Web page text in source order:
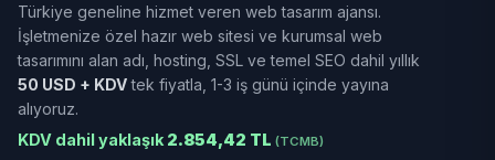
Türkiye geneline hizmet veren web tasarım ajansı.
İşletmenize özel hazır web sitesi ve kurumsal web
tasarımını alan adı, hosting, SSL ve temel SEO dahil yıllık
50 USD + KDVtek fiyatla, 1-3 iş günü içinde yayına
alıyoruz.
KDV dahil yaklaşık 2.854,42 TL (TCMB)